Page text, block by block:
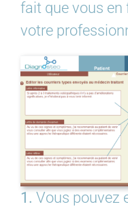
fait que vous en
votre
1. Vous pouvez